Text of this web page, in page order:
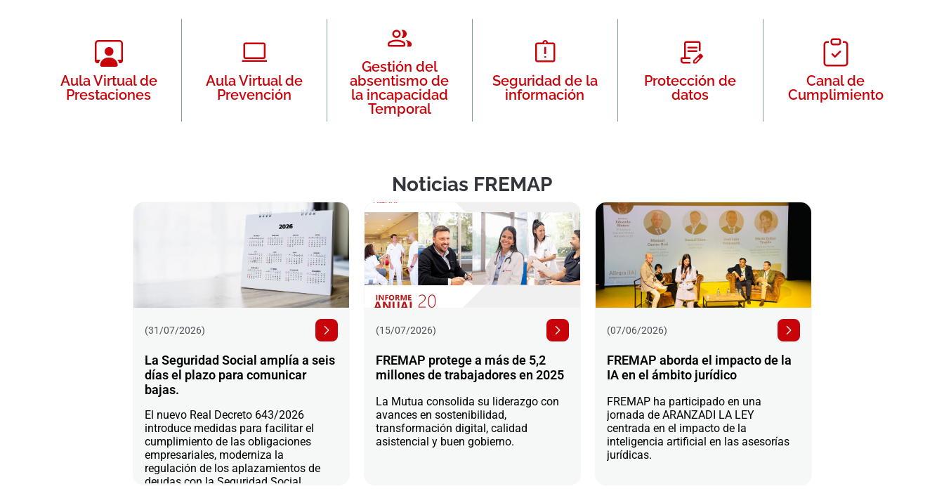
Aula Virtual de
Prestaciones
Aula Virtual de
Prevención
Gestión del
absentismo de
la incapacidad
Temporal
Seguridad de la
información
Protección de
datos
Canal de
Cumplimiento
Noticias FREMAP
(31/07/2026)
La Seguridad Social amplía a seis
días el plazo para comunicar
bajas.
El nuevo Real Decreto 643/2026
introduce medidas para facilitar el
cumplimiento de las obligaciones
empresariales, moderniza la
regulación de los aplazamientos de
deudas con la Seguridad Social
(15/07/2026)
FREMAP protege a más de 5,2
millones de trabajadores en 2025
La Mutua consolida su liderazgo con
avances en sostenibilidad,
transformación digital, calidad
asistencial y buen gobierno.
(07/06/2026)
FREMAP aborda el impacto de la
IA en el ámbito jurídico
FREMAP ha participado en una
jornada de ARANZADI LA LEY
centrada en el impacto de la
inteligencia artificial en las asesorías
jurídicas.